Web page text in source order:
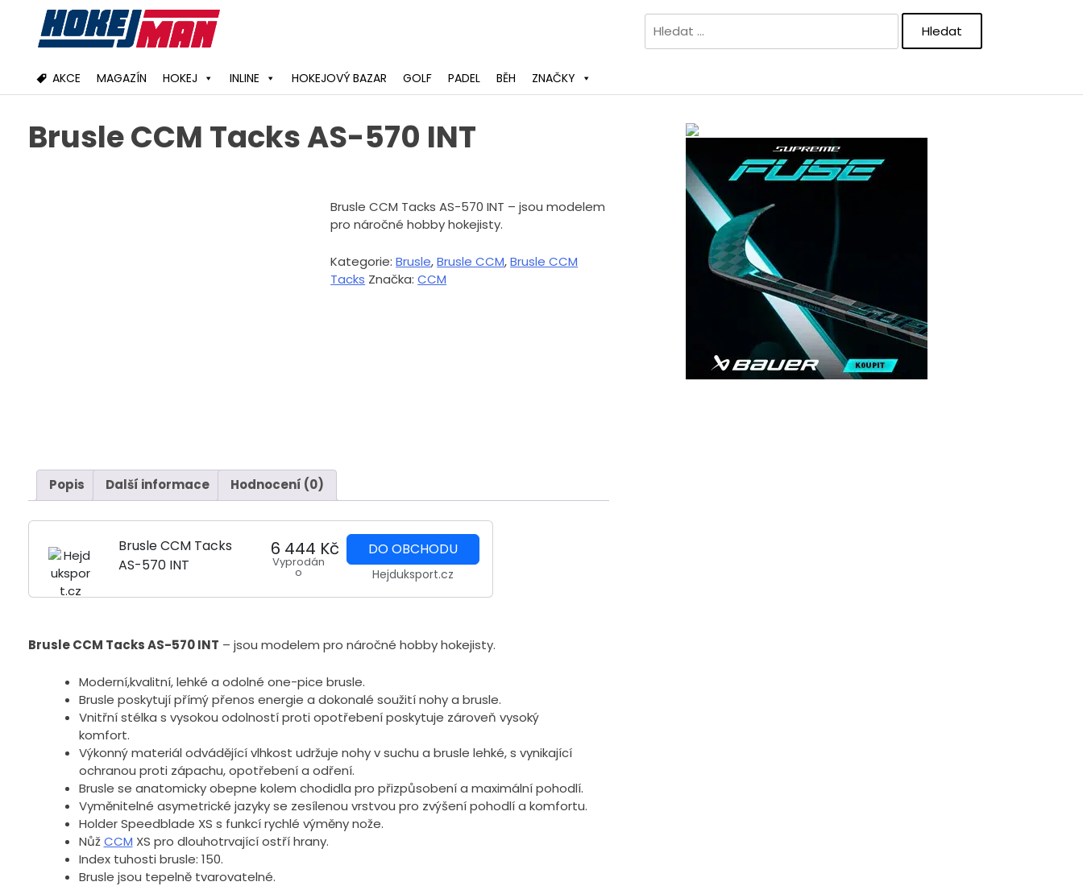
content
Vyhledávání
AKCE MAGAZÍN HOKEJ INLINE HOKEJOVÝ BAZAR GOLF PADEL BĚH ZNAČKY
Brusle CCM Tacks AS-570 INT
Brusle CCM Tacks AS-570 INT – jsou modelem
pro náročné hobby hokejisty.
Kategorie:Brusle,Brusle CCM,Brusle CCM
Tacks Značka:CCM
Popis Další informace Hodnocení (0)
Brusle CCM Tacks
AS-570 INT
6 444 Kč
Vyprodán
o
DO OBCHODU
Hejduksport.cz
Brusle CCM Tacks AS-570 INT – jsou modelem pro náročné hobby hokejisty.
Moderní,kvalitní, lehké a odolné one-pice brusle.
Brusle poskytují přímý přenos energie a dokonalé soužití nohy a brusle.
Vnitřní stélka s vysokou odolností proti opotřebení poskytuje zároveň vysoký
komfort.
Výkonný materiál odvádějící vlhkost udržuje nohy v suchu a brusle lehké, s vynikající
ochranou proti zápachu, opotřebení a odření.
Brusle se anatomicky obepne kolem chodidla pro přizpůsobení a maximální pohodlí.
Vyměnitelné asymetrické jazyky se zesílenou vrstvou pro zvýšení pohodlí a komfortu.
Holder Speedblade XS s funkcí rychlé výměny nože.
NůžCCM XS pro dlouhotrvající ostří hrany.
Index tuhosti brusle: 150.
Brusle jsou tepelně tvarovatelné.